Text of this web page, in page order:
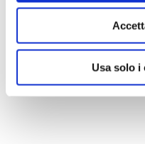
Usa solo i